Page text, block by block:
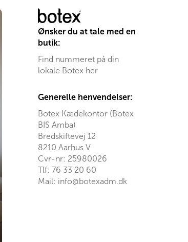
Ønsker du at tale med en
butik:
Find nummeret på din
lokale Botex her
Generelle henvendelser:
Botex Kædekontor (Botex
BIS Amba)
Bredskiftevej 12
8210 Aarhus V
Cvr-nr: 25980026
Tlf: 76 33 20 60
Mail: info@botexadm.dk